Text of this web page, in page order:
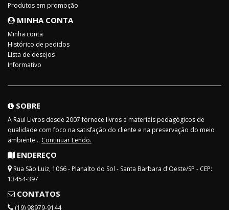
Produtos em promoção
MINHA CONTA
Minha conta
Histórico de pedidos
Lista de desejos
Informativo
SOBRE
A Raul Livros desde 2007 fornece livros e materiais pedagógicos de
qualidade com foco na satisfação do cliente e na preservação do meio
ambiente... Continuar Lendo.
ENDEREÇO
Rua São Luiz, 1066 - Planalto do Sol - Santa Barbara d'Oeste/SP - CEP:
13454-397
CONTATOS
(19) 98979-9144